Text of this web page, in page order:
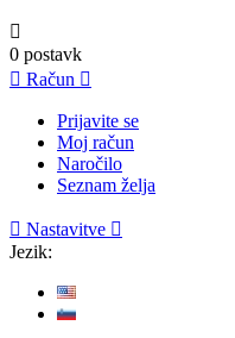

0 postavk
 Račun 
Prijavite se
Moj račun
Naročilo
Seznam želja
 Nastavitve 
Jezik: